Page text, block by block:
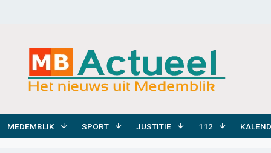
MEDEMBLIK SPORT JUSTITIE 112